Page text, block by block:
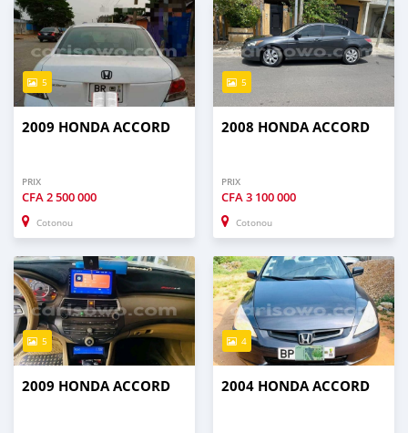
5
2009 HONDA ACCORD
PRIX
CFA2 500 000
Cotonou
5
2008 HONDA ACCORD
PRIX
CFA3 100 000
Cotonou
5
2009 HONDA ACCORD
4
2004 HONDA ACCORD